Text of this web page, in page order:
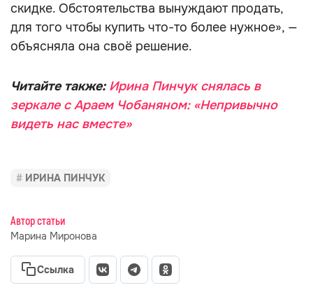
скидке. Обстоятельства вынуждают продать,
для того чтобы купить что-то более нужное», —
объясняла она своё решение.
Читайте также: Ирина Пинчук снялась в
зеркале с Араем Чобаняном: «Непривычно
видеть нас вместе»
ИРИНА ПИНЧУК
Автор статьи
Марина Миронова
Ссылка